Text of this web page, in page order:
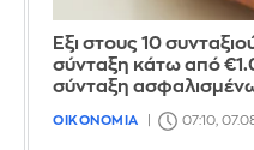
Έξι στους 10
σύνταξη κάτω από
σύνταξη
ΟΙΚΟΝΟΜΙΑ 07:10,